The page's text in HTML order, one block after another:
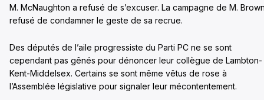
M. McNaughton a refusé de s’excuser. La campagne de M.
refusé de condamner le geste de sa recrue.
Des députés de l’aile progressiste du Parti PC ne se sont
cependant pas gênés pour dénoncer leur collègue de Lambton-
Kent-Middelsex. Certains se sont même vêtus de rose à
l’Assemblée législative pour signaler leur mécontentement.